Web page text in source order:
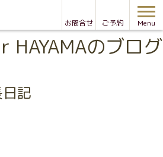
お問合せ ご予約 Menu
HAYAMAのブログ
記